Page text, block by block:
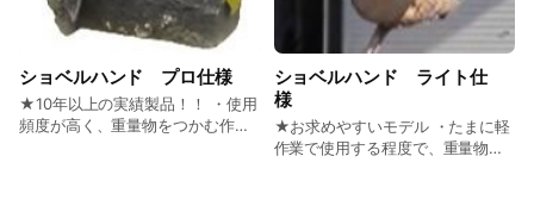
ショベルハンド プロ仕様
★10年以上の実績製品！！ ・使用
頻度が高く、重量物をつかむ作業
ショベルハンド ライト仕
様
★お求めやすいモデル ・たまに軽
作業で使用する程度で、重量物を